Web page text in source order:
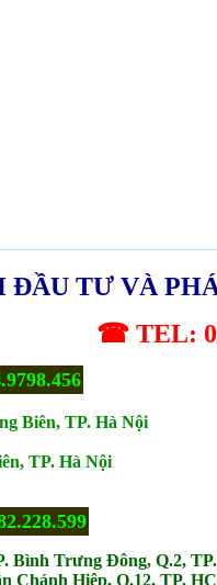
ĐẦU TƯ VÀ
☎ TEL:
Biên, TP. Hà Nội
TP. Hà Nội
Bình Trưng Đông, Q.2,
Chánh Hiệp, Q.12, TP.